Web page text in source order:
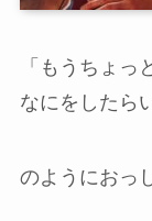
「もうちょっ
なにをしたら
のようにおっ